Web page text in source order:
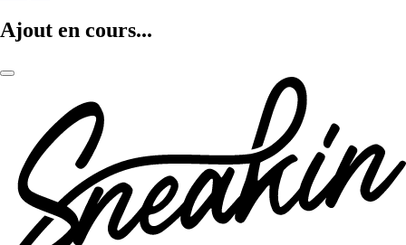
Ajout en cours...